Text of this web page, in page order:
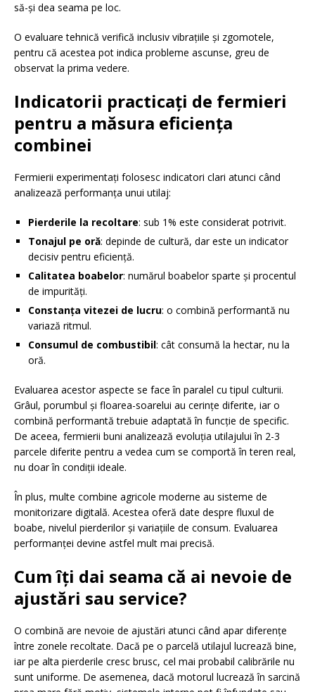
să-și dea seama pe loc.
O evaluare tehnică verifică inclusiv vibrațiile și zgomotele,
pentru că acestea pot indica probleme ascunse, greu de
observat la prima vedere.
Indicatorii practicați de fermieri
pentru a măsura eficiența
combinei
Fermierii experimentați folosesc indicatori clari atunci când
analizează performanța unui utilaj:
Pierderile la recoltare: sub 1% este considerat potrivit.
Tonajul pe oră: depinde de cultură, dar este un indicator
decisiv pentru eficiență.
Calitatea boabelor: numărul boabelor sparte și procentul
de impurități.
Constanța vitezei de lucru: o combină performantă nu
variază ritmul.
Consumul de combustibil: cât consumă la hectar, nu la
oră.
Evaluarea acestor aspecte se face în paralel cu tipul culturii.
Grâul, porumbul și floarea-soarelui au cerințe diferite, iar o
combină performantă trebuie adaptată în funcție de specific.
De aceea, fermierii buni analizează evoluția utilajului în 2-3
parcele diferite pentru a vedea cum se comportă în teren real,
nu doar în condiții ideale.
În plus, multe combine agricole moderne au sisteme de
monitorizare digitală. Acestea oferă date despre fluxul de
boabe, nivelul pierderilor și variațiile de consum. Evaluarea
performanței devine astfel mult mai precisă.
Cum îți dai seama că ai nevoie de
ajustări sau service?
O combină are nevoie de ajustări atunci când apar diferențe
între zonele recoltate. Dacă pe o parcelă utilajul lucrează bine,
iar pe alta pierderile cresc brusc, cel mai probabil calibrările nu
sunt uniforme. De asemenea, dacă motorul lucrează în sarcină